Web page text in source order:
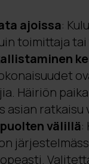
ajoissa:
toimittaja
Häiriön
asian ratkaisu
välillä: